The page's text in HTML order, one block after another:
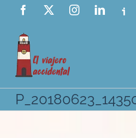
Saltar
contenido
Facebook Instagram